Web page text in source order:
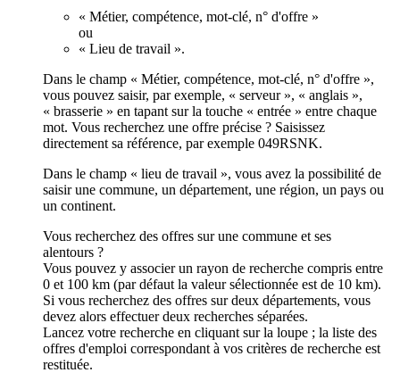
« Métier, compétence, mot-clé, n° d'offre »
ou
« Lieu de travail ».
Dans le champ « Métier, compétence, mot-clé, n° d'offre »,
vous pouvez saisir, par exemple, « serveur », « anglais »,
« brasserie » en tapant sur la touche « entrée » entre chaque
mot. Vous recherchez une offre précise ? Saisissez
directement sa référence, par exemple 049RSNK.
Dans le champ « lieu de travail », vous avez la possibilité de
saisir une commune, un département, une région, un pays ou
un continent.
Vous recherchez des offres sur une commune et ses
alentours ?
Vous pouvez y associer un rayon de recherche compris entre
0 et 100 km (par défaut la valeur sélectionnée est de 10 km).
Si vous recherchez des offres sur deux départements, vous
devez alors effectuer deux recherches séparées.
Lancez votre recherche en cliquant sur la loupe ; la liste des
offres d'emploi correspondant à vos critères de recherche est
restituée.